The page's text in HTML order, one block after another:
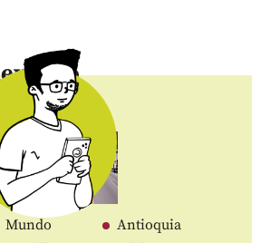
Mundo Antioquia